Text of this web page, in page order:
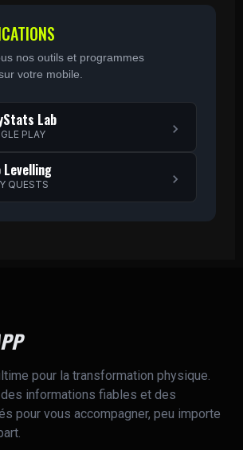
nos outils et programmes
votre mobile.
Lab
PLAY
Levelling
QUESTS
pour la transformation physique.
informations fiables et des
pour vous accompagner, peu importe